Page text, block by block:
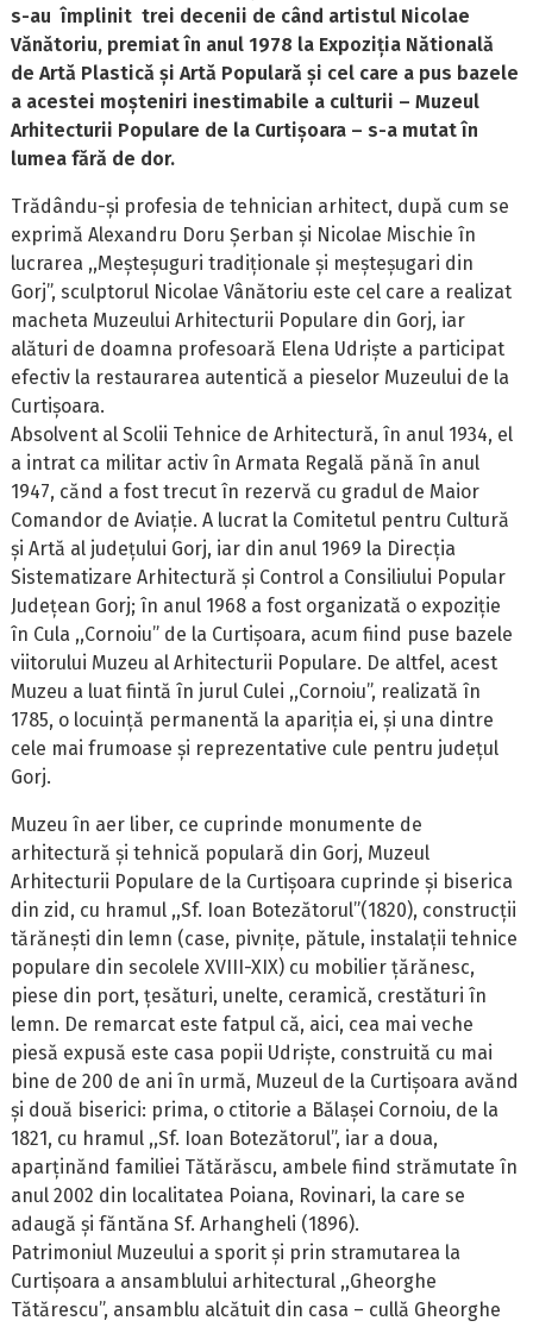
s-au împlinit trei decenii de când artistul Nicolae
Vănătoriu, premiat în anul 1978 la Expoziția Nătională
de Artă Plastică și Artă Populară și cel care a pus bazele
a acestei moșteniri inestimabile a culturii – Muzeul
Arhitecturii Populare de la Curtișoara – s-a mutat în
lumea fără de dor.
Trădându-și profesia de tehnician arhitect, după cum se
exprimă Alexandru Doru Șerban și Nicolae Mischie în
lucrarea ,,Meșteșuguri tradiționale și meșteșugari din
Gorj”, sculptorul Nicolae Vânătoriu este cel care a realizat
macheta Muzeului Arhitecturii Populare din Gorj, iar
alături de doamna profesoară Elena Udriște a participat
efectiv la restaurarea autentică a pieselor Muzeului de la
Curtișoara.
Absolvent al Scolii Tehnice de Arhitectură, în anul 1934, el
a intrat ca militar activ în Armata Regală pănă în anul
1947, cănd a fost trecut în rezervă cu gradul de Maior
Comandor de Aviație. A lucrat la Comitetul pentru Cultură
și Artă al județului Gorj, iar din anul 1969 la Direcția
Sistematizare Arhitectură și Control a Consiliului Popular
Județean Gorj; în anul 1968 a fost organizată o expoziție
în Cula ,,Cornoiu” de la Curtișoara, acum fiind puse bazele
viitorului Muzeu al Arhitecturii Populare. De altfel, acest
Muzeu a luat fiintă în jurul Culei ,,Cornoiu”, realizată în
1785, o locuință permanentă la apariția ei, și una dintre
cele mai frumoase și reprezentative cule pentru județul
Gorj.
Muzeu în aer liber, ce cuprinde monumente de
arhitectură și tehnică populară din Gorj, Muzeul
Arhitecturii Populare de la Curtișoara cuprinde și biserica
din zid, cu hramul ,,Sf. Ioan Botezătorul”(1820), construcții
tărănești din lemn (case, pivnițe, pătule, instalații tehnice
populare din secolele XVIII-XIX) cu mobilier țărănesc,
piese din port, țesături, unelte, ceramică, crestături în
lemn. De remarcat este fatpul că, aici, cea mai veche
piesă expusă este casa popii Udriște, construită cu mai
bine de 200 de ani în urmă, Muzeul de la Curtișoara avănd
și două biserici: prima, o ctitorie a Bălașei Cornoiu, de la
1821, cu hramul ,,Sf. Ioan Botezătorul”, iar a doua,
aparținănd familiei Tătărăscu, ambele fiind strămutate în
anul 2002 din localitatea Poiana, Rovinari, la care se
adaugă și făntăna Sf. Arhangheli (1896).
Patrimoniul Muzeului a sporit și prin stramutarea la
Curtișoara a ansamblului arhitectural ,,Gheorghe
Tătărescu”, ansamblu alcătuit din casa – cullă Gheorghe